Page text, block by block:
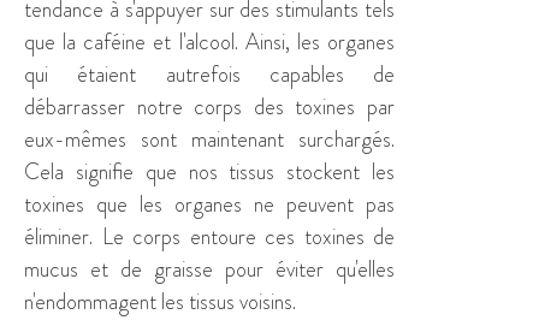
tendance à s'appuyer sur des stimulants tels
que la caféine et l'alcool. Ainsi, les organes
qui étaient autrefois capables de
débarrasser notre corps des toxines par
eux-mêmes sont maintenant surchargés.
Cela signifie que nos tissus stockent les
toxines que les organes ne peuvent pas
éliminer. Le corps entoure ces toxines de
mucus et de graisse pour éviter qu'elles
n'endommagent les tissus voisins.